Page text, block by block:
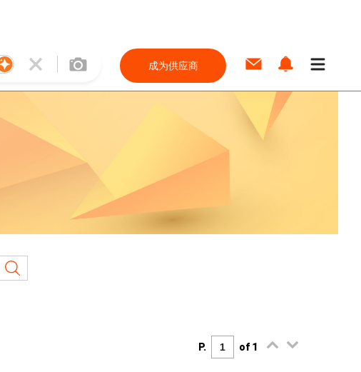
成为供应商
P. of 1